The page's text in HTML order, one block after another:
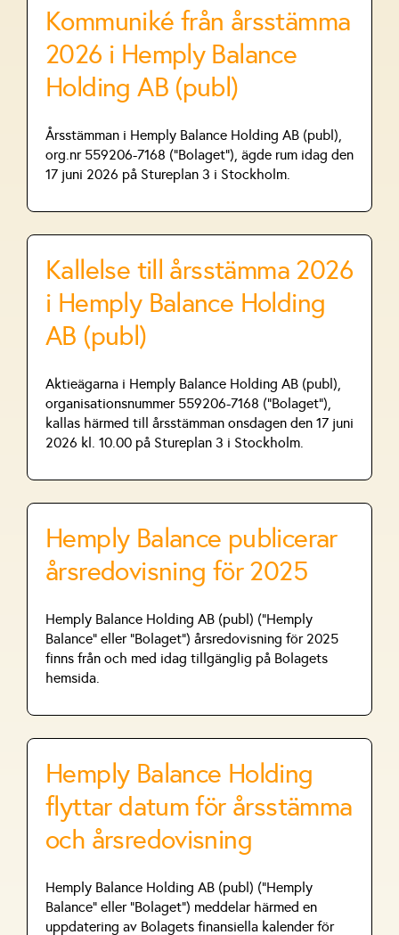
Kommuniké från årsstämma
2026 i Hemply Balance
Holding AB (publ)
Årsstämman i Hemply Balance Holding AB (publ),
org.nr 559206-7168 (”Bolaget”), ägde rum idag den
17 juni 2026 på Stureplan 3 i Stockholm.
Kallelse till årsstämma 2026
i Hemply Balance Holding
AB (publ)
Aktieägarna i Hemply Balance Holding AB (publ),
organisationsnummer 559206-7168 (”Bolaget”),
kallas härmed till årsstämman onsdagen den 17 juni
2026 kl. 10.00 på Stureplan 3 i Stockholm.
Hemply Balance publicerar
årsredovisning för 2025
Hemply Balance Holding AB (publ) (”Hemply
Balance” eller ”Bolaget”) årsredovisning för 2025
finns från och med idag tillgänglig på Bolagets
hemsida.
Hemply Balance Holding
flyttar datum för årsstämma
och årsredovisning
Hemply Balance Holding AB (publ) (”Hemply
Balance” eller ”Bolaget”) meddelar härmed en
uppdatering av Bolagets finansiella kalender för